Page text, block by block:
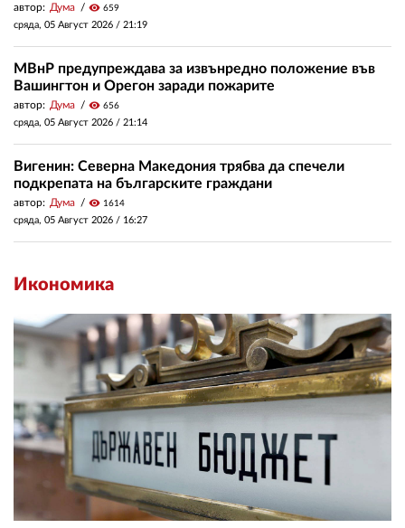
автор: Дума visibility 659
сряда, 05 Август 2026 / 21:19
МВнР предупреждава за извънредно положение във
Вашингтон и Орегон заради пожарите
автор: Дума visibility 656
сряда, 05 Август 2026 / 21:14
Вигенин: Северна Македония трябва да спечели
подкрепата на българските граждани
автор: Дума visibility 1614
сряда, 05 Август 2026 / 16:27
Икономика